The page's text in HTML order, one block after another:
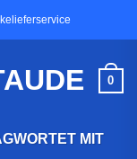
0
MIT